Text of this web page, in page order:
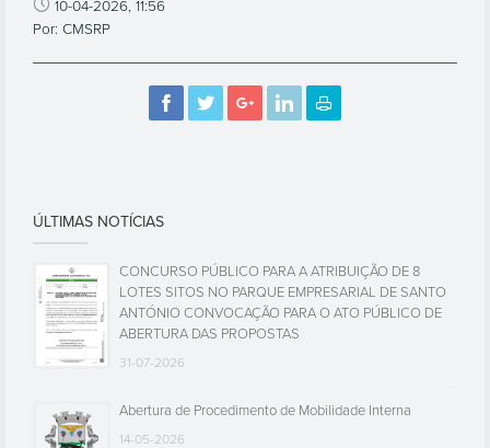
10-04-2026, 11:56
Por: CMSRP
ÚLTIMAS NOTÍCIAS
CONCURSO PÚBLICO PARA A ATRIBUIÇÃO DE 8
LOTES SITOS NO PARQUE EMPRESARIAL DE SANTO
ANTÓNIO CONVOCAÇÃO PARA O ATO PÚBLICO DE
ABERTURA DAS PROPOSTAS
31-07-2026
Abertura de Procedimento de Mobilidade Interna
14-05-2026